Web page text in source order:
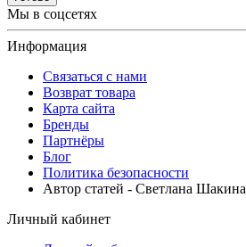
Мы в соцсетях
Информация
Связаться с нами
Возврат товара
Карта сайта
Бренды
Партнёры
Блог
Политика безопасности
Автор статей - Светлана Шакина
Личный кабинет